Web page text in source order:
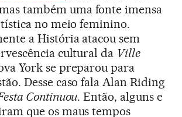
também uma fonte imensa
no meio feminino.
a História atacou sem
cultural da Ville
York se preparou para
Desse caso fala Alan Riding
Continuou. Então, alguns e
que os maus tempos